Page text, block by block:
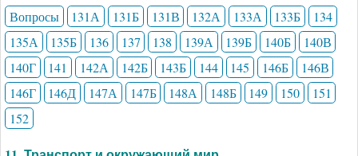
Вопросы 131А 131Б 131В 132А 133А 133Б
134
135А
135Б 136 137 138 139А 139Б 140Б
140В
140Г
141 142А 142Б 143Б 144 145 146Б
146В
146Г
146Д 147А 147Б 148А 148Б 149 150
151
152